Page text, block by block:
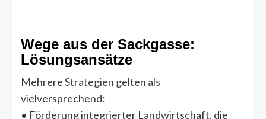
Wege aus der Sackgasse:
Lösungsansätze
Mehrere Strategien gelten als
vielversprechend:
• Förderung integrierter Landwirtschaft, die